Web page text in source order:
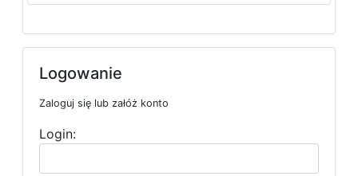
Logowanie
Zaloguj się lub załóż konto
Login: